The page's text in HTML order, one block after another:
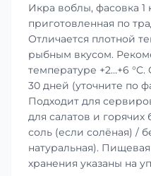
Икра воблы, фасовка 1
приготовленная по
Отличается плотной
рыбным вкусом.
температуре +2…+6
30 дней (уточните по
Подходит для
для салатов и
соль (если солёная) /
натуральная).
хранения указаны на